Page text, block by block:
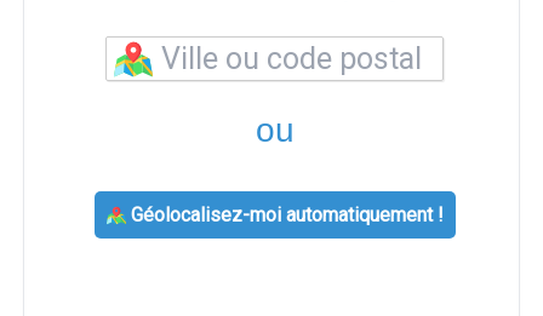
ou
Géolocalisez-moi automatiquement !